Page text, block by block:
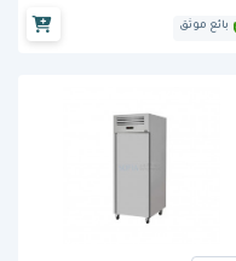
بائع موثق